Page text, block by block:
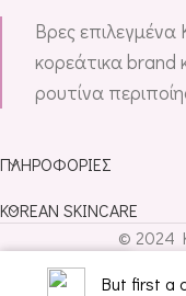
Βρες
κορεάτικα brand
ρουτίνα
ΠΛΗΡΟΦΟΡΊΕΣ
KOREAN SKINCARE
© 2024
But first a